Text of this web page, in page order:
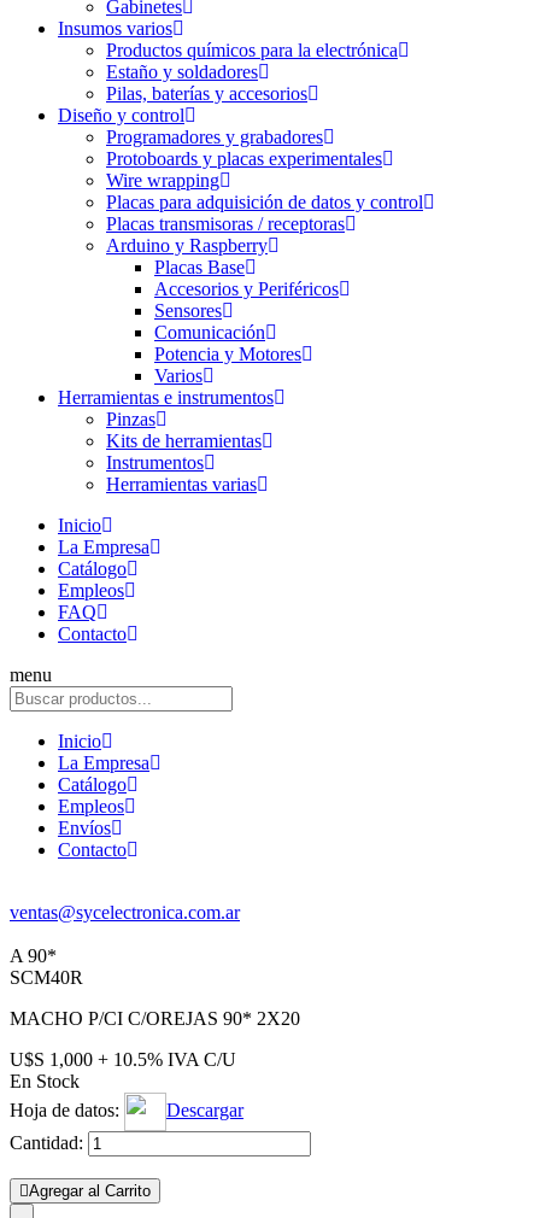
Gabinetes
Insumos varios
Productos químicos para la electrónica
Estaño y soldadores
Pilas, baterías y accesorios
Diseño y control
Programadores y grabadores
Protoboards y placas experimentales
Wire wrapping
Placas para adquisición de datos y control
Placas transmisoras / receptoras
Arduino y Raspberry
Placas Base
Accesorios y Periféricos
Sensores
Comunicación
Potencia y Motores
Varios
Herramientas e instrumentos
Pinzas
Kits de herramientas
Instrumentos
Herramientas varias
Inicio
La Empresa
Catálogo
Empleos
FAQ
Contacto
menu
Inicio
La Empresa
Catálogo
Empleos
Envíos
Contacto
ventas@sycelectronica.com.ar
A 90*
SCM40R
MACHO P/CI C/OREJAS 90* 2X20
U$S 1,000 + 10.5% IVA C/U
En Stock
Hoja de datos:
Descargar
Cantidad:
Agregar al Carrito